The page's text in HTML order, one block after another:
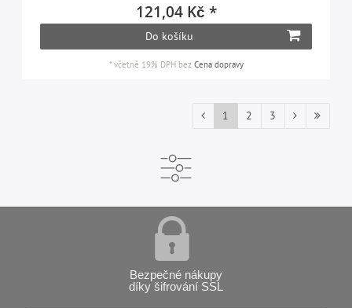
121,04 Kč *
Do košíku
*včetně 19% DPHbez Cena dopravy
1 2 3
Bezpečné nákupy
díky šifrování SSL